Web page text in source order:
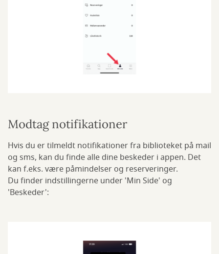
Modtag notifikationer
Hvis du er tilmeldt notifikationer fra biblioteket på mail
og sms, kan du finde alle dine beskeder i appen. Det
kan f.eks. være påmindelser og reserveringer.
Du finder indstillingerne under 'Min Side' og
'Beskeder':